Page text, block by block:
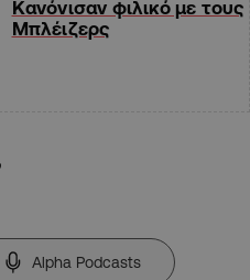
Κανόνισαν φιλικό με τους
Μπλέιζερς
Alpha Podcasts